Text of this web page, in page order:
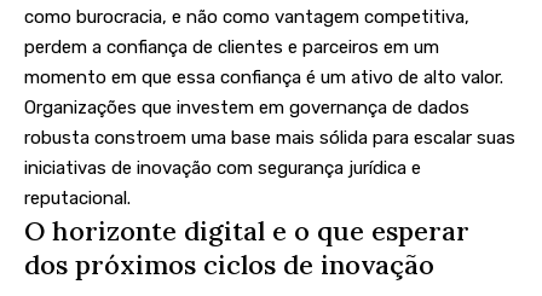
como burocracia, e não como vantagem competitiva,
perdem a confiança de clientes e parceiros em um
momento em que essa confiança é um ativo de alto valor.
Organizações que investem em governança de dados
robusta constroem uma base mais sólida para escalar suas
iniciativas de inovação com segurança jurídica e
reputacional.
O horizonte digital e o que esperar
dos próximos ciclos de inovação